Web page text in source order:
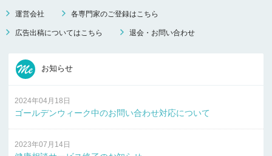
運営会社 各専門家のご登録はこちら
広告出稿についてはこちら 退会・お問い合わせ
お知らせ
2024年04月18日
ゴールデンウィーク中のお問い合わせ対応について
2023年07月14日